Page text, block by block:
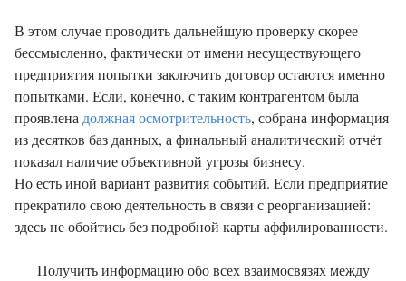
В этом случае проводить дальнейшую проверку скорее
бессмысленно, фактически от имени несуществующего
предприятия попытки заключить договор остаются именно
попытками. Если, конечно, с таким контрагентом была
проявлена должная осмотрительность, собрана информация
из десятков баз данных, а финальный аналитический отчёт
показал наличие объективной угрозы бизнесу.
Но есть иной вариант развития событий. Если предприятие
прекратило свою деятельность в связи с реорганизацией:
здесь не обойтись без подробной карты аффилированности.
Получить информацию обо всех взаимосвязях между